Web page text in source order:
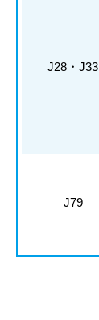
J28・J33
J79